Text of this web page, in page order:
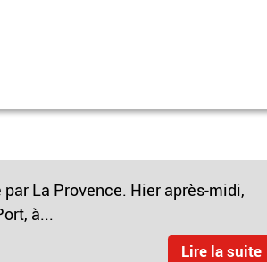
La Provence. Hier après-midi,
à...
Lire la suite